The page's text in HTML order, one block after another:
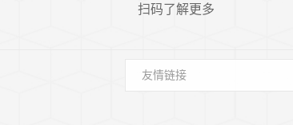
扫码了解更多
友情链接